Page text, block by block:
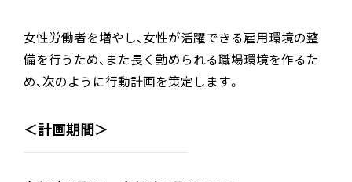
女性労働者を増やし、女性が活躍できる雇用環境の整
備を行うため、また長く勤められる職場環境を作るた
め、次のように行動計画を策定します。
＜計画期間＞